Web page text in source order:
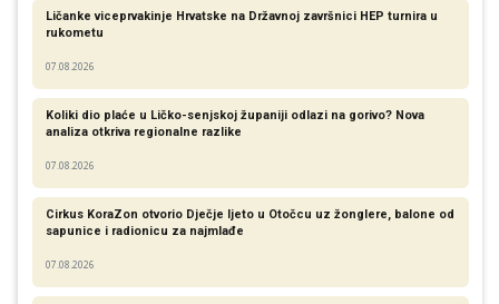
Ličanke viceprvakinje Hrvatske na Državnoj završnici HEP turnira u
rukometu
07.08.2026
Koliki dio plaće u Ličko-senjskoj županiji odlazi na gorivo? Nova
analiza otkriva regionalne razlike​
07.08.2026
Cirkus KoraZon otvorio Dječje ljeto u Otočcu uz žonglere, balone od
sapunice i radionicu za najmlađe
07.08.2026